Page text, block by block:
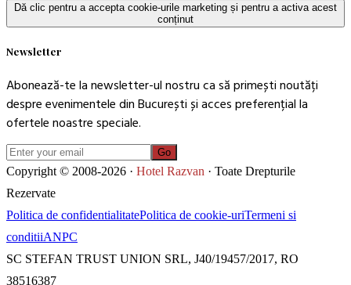
Dă clic pentru a accepta cookie-urile marketing și pentru a activa acest
conținut
Newsletter
Abonează-te la newsletter-ul nostru ca să primești noutăți
despre evenimentele din București și acces preferențial la
ofertele noastre speciale.
Go
Copyright © 2008-2026 · Hotel Razvan · Toate Drepturile
Rezervate
Politica de confidentialitatePolitica de cookie-uriTermeni si
conditiiANPC
SC STEFAN TRUST UNION SRL, J40/19457/2017, RO
38516387